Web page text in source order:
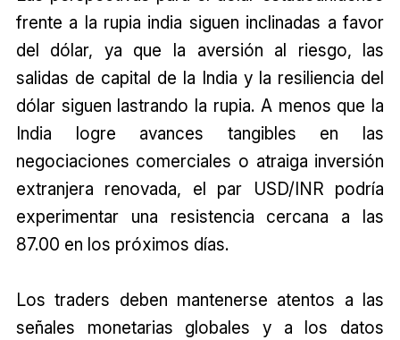
frente a la rupia india siguen inclinadas a favor
del dólar, ya que la aversión al riesgo, las
salidas de capital de la India y la resiliencia del
dólar siguen lastrando la rupia. A menos que la
India logre avances tangibles en las
negociaciones comerciales o atraiga inversión
extranjera renovada, el par USD/INR podría
experimentar una resistencia cercana a las
₹87.00 en los próximos días.
Los traders deben mantenerse atentos a las
señales monetarias globales y a los datos